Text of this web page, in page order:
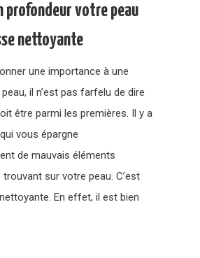
profondeur votre peau
nettoyante
une importance à une
il n’est pas farfelu de dire
être parmi les premières. Il y a
vous épargne
de mauvais éléments
sur votre peau. C’est
En effet, il est bien